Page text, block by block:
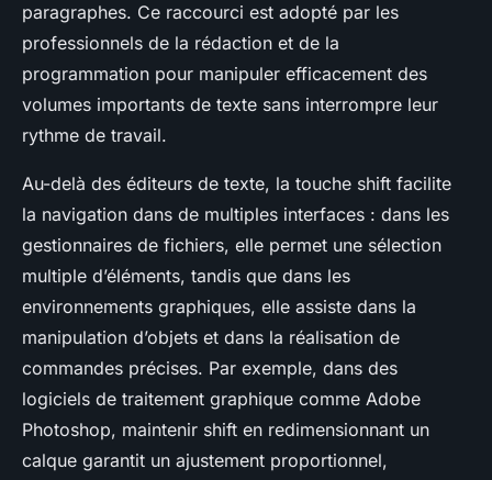
paragraphes. Ce raccourci est adopté par les
professionnels de la rédaction et de la
programmation pour manipuler efficacement des
volumes importants de texte sans interrompre leur
rythme de travail.
Au-delà des éditeurs de texte, la touche shift facilite
la navigation dans de multiples interfaces : dans les
gestionnaires de fichiers, elle permet une sélection
multiple d’éléments, tandis que dans les
environnements graphiques, elle assiste dans la
manipulation d’objets et dans la réalisation de
commandes précises. Par exemple, dans des
logiciels de traitement graphique comme Adobe
Photoshop, maintenir shift en redimensionnant un
calque garantit un ajustement proportionnel,